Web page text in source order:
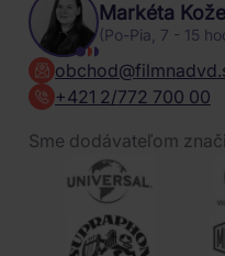
Markéta
(Po-Pia, 7 - 15
+421 2/772 700 00
Sme dodávateľom